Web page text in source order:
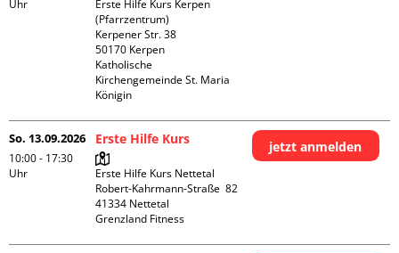
Uhr
Erste Hilfe Kurs Kerpen
(Pfarrzentrum)
Kerpener Str. 38
50170 Kerpen
Katholische
Kirchengemeinde St. Maria
Königin
So. 13.09.2026
10:00 - 17:30
Uhr
Erste Hilfe Kurs
Erste Hilfe Kurs Nettetal
Robert-Kahrmann-Straße  82
41334 Nettetal
Grenzland Fitness
jetzt anmelden